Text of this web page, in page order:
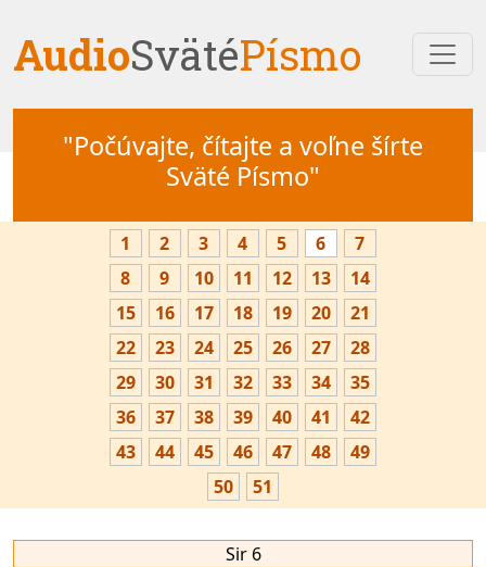
AudioSvätéPísmo
"Počúvajte, čítajte a voľne šírte
Sväté Písmo"
1 2 3 4 5 6
7
8
9 10 11 12 13
14
15
16 17 18 19 20
21
22
23 24 25 26 27
28
29
30 31 32 33 34
35
36
37 38 39 40 41
42
43
44 45 46 47 48
49
50
51
Sir 6